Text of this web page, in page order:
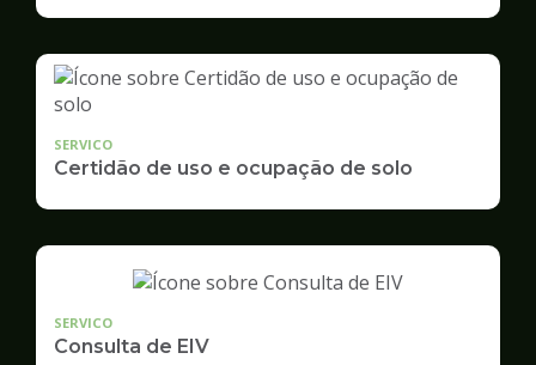
SERVICO
Certidão de uso e ocupação de solo
SERVICO
Consulta de EIV